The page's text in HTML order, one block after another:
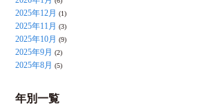
2025年12月 (1)
2025年11月 (3)
2025年10月 (9)
2025年9月 (2)
2025年8月 (5)
年別一覧